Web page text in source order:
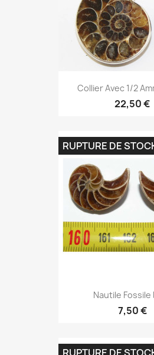
Collier Avec 1/2
22,50 €
Nautile Fossile
7,50 €
RUPTURE DE